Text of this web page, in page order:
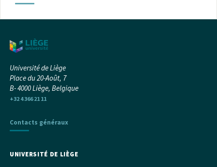
Université de Liège
Place du 20-Août, 7
B- 4000 Liège, Belgique
+32 4 366 21 11
Contacts généraux
UNIVERSITÉ DE LIÈGE